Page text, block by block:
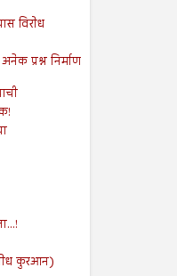
09
आपत्तीग्रस्त शेतकऱ्यांच्या
खंबीरपणे उभे राहावे...!
विरोध
प्रश्न निर्माण
कुरआन)